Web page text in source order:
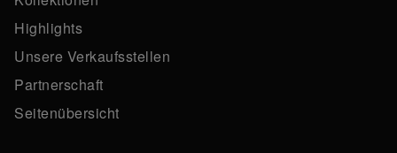
Highlights
Unsere Verkaufsstellen
Partnerschaft
Seitenübersicht